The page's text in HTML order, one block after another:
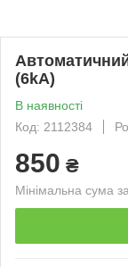
(6kA)
В наявності
Код: 2112384
850 ₴
Мінімальна сума